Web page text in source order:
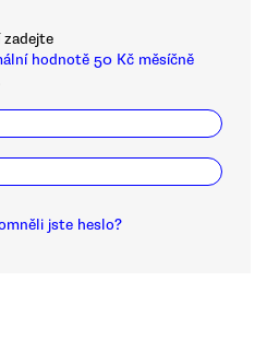
hodnotě 50 Kč měsíčně
jste heslo?